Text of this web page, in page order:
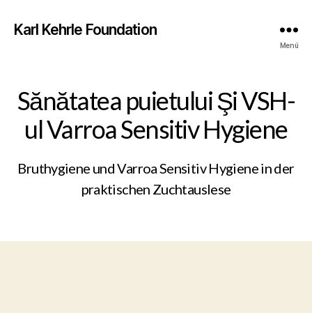
Karl Kehrle Foundation
Menü
Sănătatea puietului Şi VSH-
ul Varroa Sensitiv Hygiene
Bruthygiene und Varroa Sensitiv Hygiene in der
praktischen Zuchtauslese